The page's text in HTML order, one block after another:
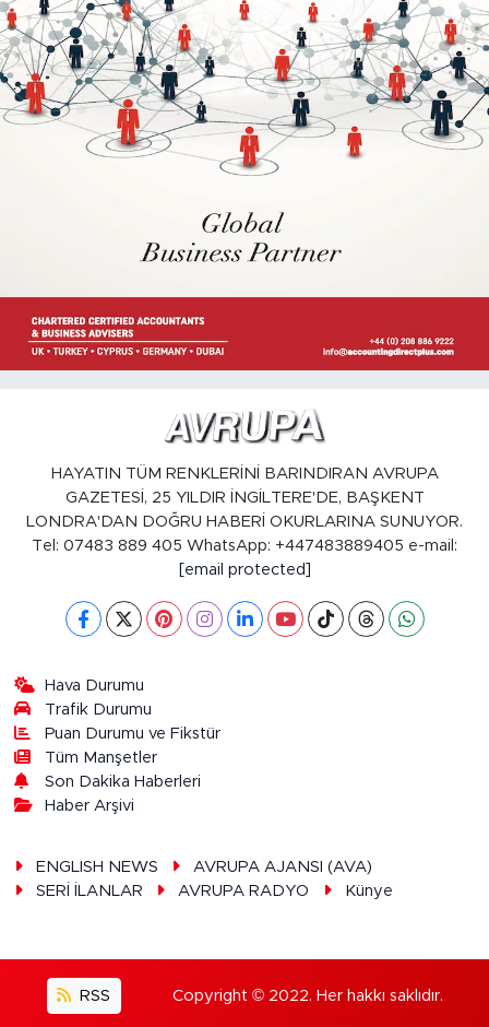
HAYATIN TÜM RENKLERİNİ BARINDIRAN AVRUPA
GAZETESİ, 25 YILDIR İNGİLTERE'DE, BAŞKENT
LONDRA'DAN DOĞRU HABERİ OKURLARINA SUNUYOR.
Tel: 07483 889 405 WhatsApp: +447483889405 e-mail:
[email protected]
Hava Durumu
Trafik Durumu
Puan Durumu ve Fikstür
Tüm Manşetler
Son Dakika Haberleri
Haber Arşivi
ENGLISH NEWS
AVRUPA AJANSI (AVA)
SERİ İLANLAR
AVRUPA RADYO Künye
RSS Copyright © 2022. Her hakkı saklıdır.